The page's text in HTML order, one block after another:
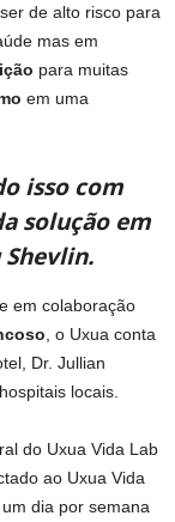
de alto risco para
mas em
para muitas
em uma
isso com
solução em
em colaboração
, o Uxua conta
Dr. Jullian
locais.
do Uxua Vida Lab
ao Uxua Vida
dia por semana